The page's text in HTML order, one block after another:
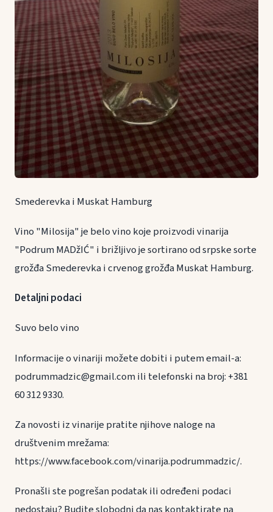
Smederevka i Muskat Hamburg
Vino "Milosija" je belo vino koje proizvodi vinarija
"Podrum MADžIĆ" i brižljivo je sortirano od srpske sorte
grožđa Smederevka i crvenog grožđa Muskat Hamburg.
Detaljni podaci
Suvo belo vino
Informacije o vinariji možete dobiti i putem email-a:
podrummadzic@gmail.com ili telefonski na broj: +381
60 312 9330.
Za novosti iz vinarije pratite njihove naloge na
društvenim mrežama:
https://www.facebook.com/vinarija.podrummadzic/.
Pronašli ste pogrešan podatak ili određeni podaci